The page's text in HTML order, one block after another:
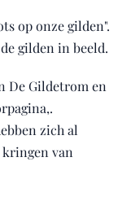
op onze gilden".
gilden in beeld.
De Gildetrom en
zich al
van